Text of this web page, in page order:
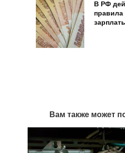
В РФ
Вам также может